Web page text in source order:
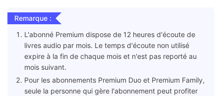
Remarque :
L'abonné Premium dispose de 12 heures d'écoute de
livres audio par mois. Le temps d'écoute non utilisé
expire à la fin de chaque mois et n'est pas reporté au
mois suivant.
Pour les abonnements Premium Duo et Premium Family,
seule la personne qui gère l'abonnement peut profiter